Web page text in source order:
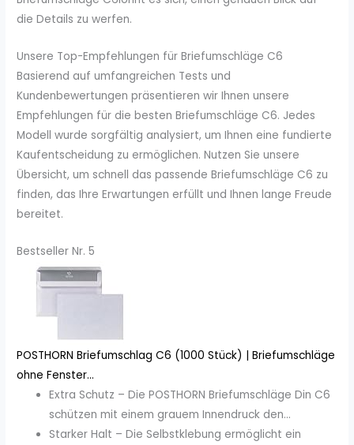
die Details zu werfen.
Unsere Top-Empfehlungen für Briefumschläge C6
Basierend auf umfangreichen Tests und
Kundenbewertungen präsentieren wir Ihnen unsere
Empfehlungen für die besten Briefumschläge C6. Jedes
Modell wurde sorgfältig analysiert, um Ihnen eine fundierte
Kaufentscheidung zu ermöglichen. Nutzen Sie unsere
Übersicht, um schnell das passende Briefumschläge C6 zu
finden, das Ihre Erwartungen erfüllt und Ihnen lange Freude
bereitet.
Bestseller Nr. 5
POSTHORN Briefumschlag C6 (1000 Stück) | Briefumschläge
ohne Fenster...
Extra Schutz – Die POSTHORN Briefumschläge Din C6
schützen mit einem grauem Innendruck den...
Starker Halt – Die Selbstklebung ermöglicht ein